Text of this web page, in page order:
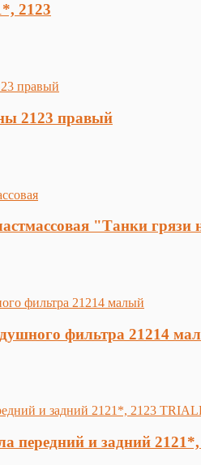
2123
2123 правый
"Танки грязи
фильтра 21214
передний и задний